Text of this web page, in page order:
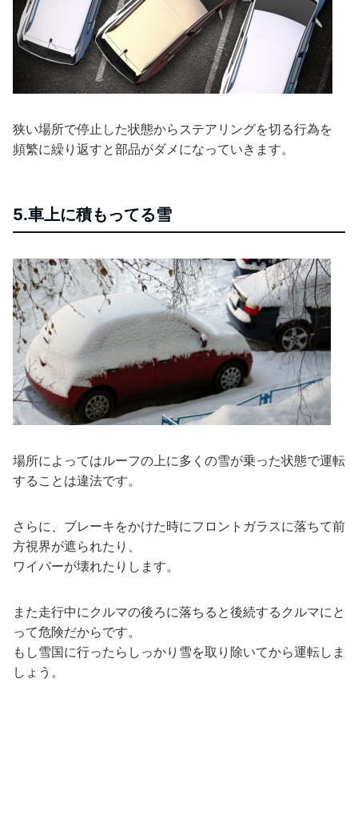
狭い場所で停止した状態からステアリングを切る行為を
頻繁に繰り返すと部品がダメになっていきます。
5.車上に積もってる雪
場所によってはルーフの上に多くの雪が乗った状態で運転
することは違法です。
さらに、ブレーキをかけた時にフロントガラスに落ちて前
方視界が遮られたり、
ワイパーが壊れたりします。
また走行中にクルマの後ろに落ちると後続するクルマにと
って危険だからです。
もし雪国に行ったらしっかり雪を取り除いてから運転しま
しょう。